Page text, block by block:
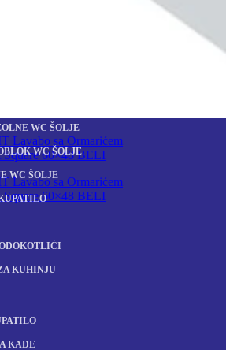
WC ŠOLJE
WC ŠOLJE
WC ŠOLJE
KUHINJU
KADE